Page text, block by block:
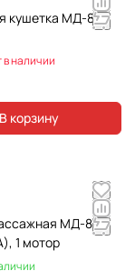
кушетка МД-849
в наличии
В корзину
МД-837
1 мотор